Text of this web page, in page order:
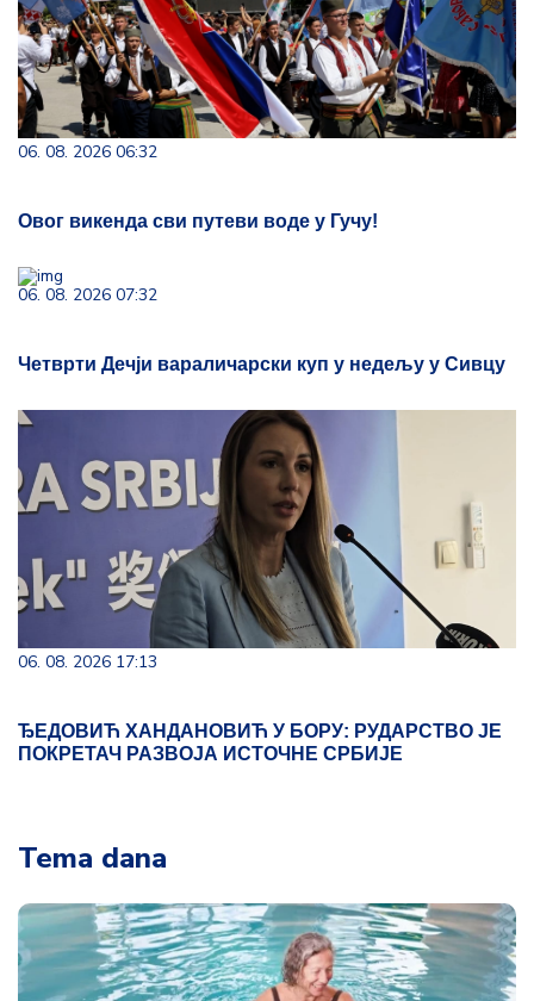
06. 08. 2026 06:32
Овог викенда сви путеви воде у Гучу!
06. 08. 2026 07:32
Четврти Дечји вараличарски куп у недељу у Сивцу
06. 08. 2026 17:13
ЂЕДОВИЋ ХАНДАНОВИЋ У БОРУ: РУДАРСТВО ЈЕ
ПОКРЕТАЧ РАЗВОЈА ИСТОЧНЕ СРБИЈЕ
Tema dana